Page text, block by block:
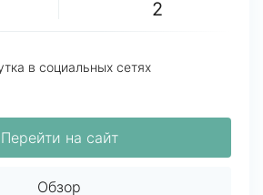
2
в социальных сетях
Перейти на сайт
Обзор